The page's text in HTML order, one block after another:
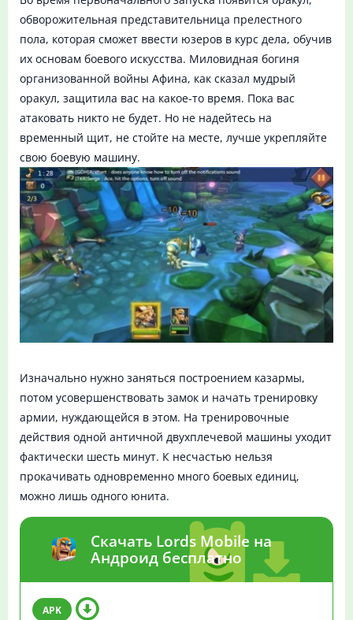
обворожительная представительница прелестного
пола, которая сможет ввести юзеров в курс дела, обучив
их основам боевого искусства. Миловидная богиня
организованной войны Афина, как сказал мудрый
оракул, защитила вас на какое-то время. Пока вас
атаковать никто не будет. Но не надейтесь на
временный щит, не стойте на месте, лучше укрепляйте
свою боевую машину.
Изначально нужно заняться построением казармы,
потом усовершенствовать замок и начать тренировку
армии, нуждающейся в этом. На тренировочные
действия одной античной двухплечевой машины уходит
фактически шесть минут. К несчастью нельзя
прокачивать одновременно много боевых единиц,
можно лишь одного юнита.
Скачать Lords Mobile на
Андроид бесплатно